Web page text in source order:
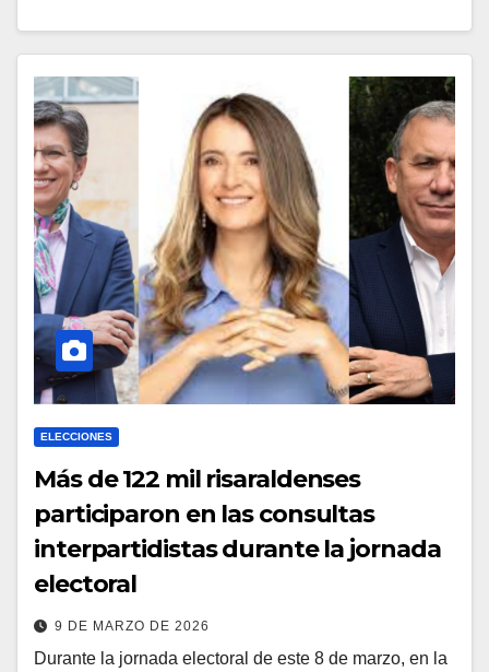
ELECCIONES
Más de 122 mil risaraldenses
participaron en las consultas
interpartidistas durante la jornada
electoral
9 DE MARZO DE 2026
Durante la jornada electoral de este 8 de marzo, en la